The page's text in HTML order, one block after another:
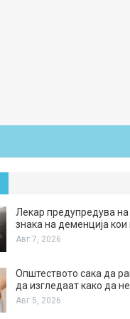
Лекар предупредува
знака на деменција кои
Авг 7, 2026
Општеството сака да
да изгледаат како да
Авг 5, 2026